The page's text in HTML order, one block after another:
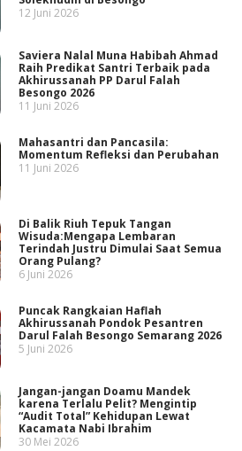
12 Juni 2026
Saviera Nalal Muna Habibah Ahmad
Raih Predikat Santri Terbaik pada
Akhirussanah PP Darul Falah
Besongo 2026
11 Juni 2026
Mahasantri dan Pancasila:
Momentum Refleksi dan Perubahan
11 Juni 2026
Di Balik Riuh Tepuk Tangan
Wisuda:Mengapa Lembaran
Terindah Justru Dimulai Saat Semua
Orang Pulang?
6 Juni 2026
Puncak Rangkaian Haflah
Akhirussanah Pondok Pesantren
Darul Falah Besongo Semarang 2026
5 Juni 2026
Jangan-jangan Doamu Mandek
karena Terlalu Pelit? Mengintip
“Audit Total” Kehidupan Lewat
Kacamata Nabi Ibrahim
30 Mei 2026